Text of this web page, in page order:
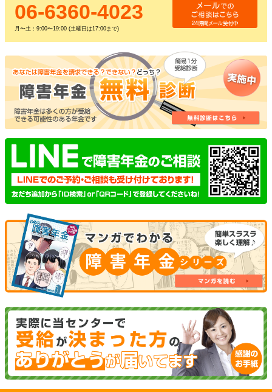
06-6360-4023
月〜土：9:00〜19:00 (土曜日は17:00まで)